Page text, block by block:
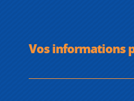
Vos informations